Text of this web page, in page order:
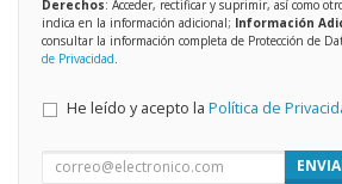
Derechos: Acceder, rectificar y suprimir, así como
indica en la información adicional; Información
consultar la información completa de Protección de
de Privacidad
He leído y acepto la Política de